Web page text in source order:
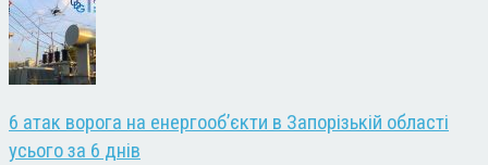
6 атак ворога на енергооб’єкти в Запорізькій області
усього за 6 днів